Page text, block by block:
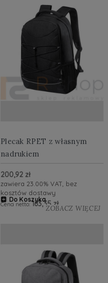
Plecak RPET z własnym
nadrukiem
200,92 zł
zawiera 23.00% VAT, bez
kosztów dostawy
Cena netto: 163,35 zł
Do Koszyka
ZOBACZ WIĘCEJ